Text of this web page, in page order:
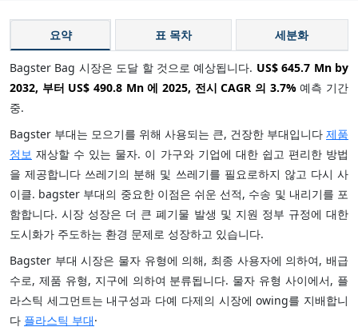
요약 표 목차 세분화
Bagster Bag 시장은 도달 할 것으로 예상됩니다. US$ 645.7 Mn by
2032, 부터 US$ 490.8 Mn 에 2025, 전시 CAGR 의 3.7%예측 기간
중.
Bagster 부대는 모으기를 위해 사용되는 큰, 건장한 부대입니다 제품
정보 재상할 수 있는 물자. 이 가구와 기업에 대한 쉽고 편리한 방법
을 제공합니다 쓰레기의 분해 및 쓰레기를 필요로하지 않고 다시 사
이클. bagster 부대의 중요한 이점은 쉬운 선적, 수송 및 내리기를 포
함합니다. 시장 성장은 더 큰 폐기물 발생 및 지원 정부 규정에 대한
도시화가 주도하는 환경 문제로 성장하고 있습니다.
Bagster 부대 시장은 물자 유형에 의해, 최종 사용자에 의하여, 배급
수로, 제품 유형, 지구에 의하여 분류됩니다. 물자 유형 사이에서, 플
라스틱 세그먼트는 내구성과 다예 다제의 시장에 owing를 지배합니
다 플라스틱 부대·